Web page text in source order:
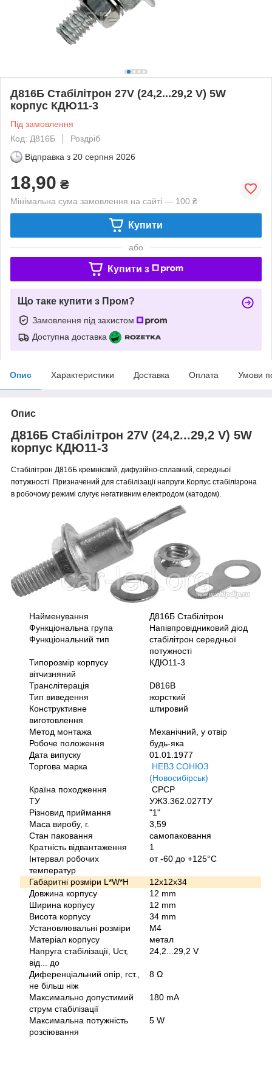
Д816Б Стабілітрон 27V (24,2...29,2 V) 5W
корпус КДЮ11-3
Під замовлення
Код: Д816Б
Роздріб
Відправка з 20 серпня 2026
18,90 ₴
Мінімальна сума замовлення на сайті — 100 ₴
Купити
або
Купити з
Що таке купити з Пром?
Замовлення під захистом
Доступна доставка
Опис Характеристики Доставка Оплата Умови
Опис
Д816Б Стабілітрон 27V (24,2...29,2 V) 5W
корпус КДЮ11-3
Стабілітрон Д816Б кремнієвий, дифузійно-сплавний, середньої
потужності. Призначений для стабілізації напруги.Корпус стабілізрона
в робочому режимі слугує негативним електродом (катодом).
Найменування
Д816Б Стабілітрон
Функціональна група
Напівпровідниковий діод
Функціональний тип
стабілітрон середньої
потужності
Типорозмір корпусу
вітчизняний
КДЮ11-3
Транслітерація
D816B
Тип виведення
жорсткий
Конструктивне
виготовлення
штировий
Метод монтажа
Механічний, у отвір
Робоче положення
будь-яка
Дата випуску
01.01.1977
Торгова марка
НЕВЗ СОНЮЗ
(Новосибірськ)
Країна походження
СРСР
ТУ
УЖ3.362.027ТУ
Різновид приймання
"1"
Маса виробу, г.
3,59
Стан паковання
самопаковання
Кратність відвантаження
1
Інтервал робочих
температур
от -60 до +125°C
Габаритні розміри L*W*H
12х12х34
Довжина корпусу
12 mm
Ширина корпусу
12 mm
Висота корпусу
34 mm
Установлювальні розміри
М4
Матеріал корпусу
метал
Напруга стабілізації, Uст,
від... до
24,2...29,2 V
Диференціальний опір, rст.,
не більш ніж
8 Ω
Максимально допустимий
струм стабілізації
180 mA
Максимальна потужність
розсіювання
5 W